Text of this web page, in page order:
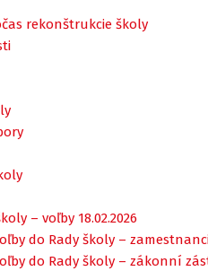
rekonštrukcie školy
– voľby 18.02.2026
do Rady školy –
do Rady školy – zákonní